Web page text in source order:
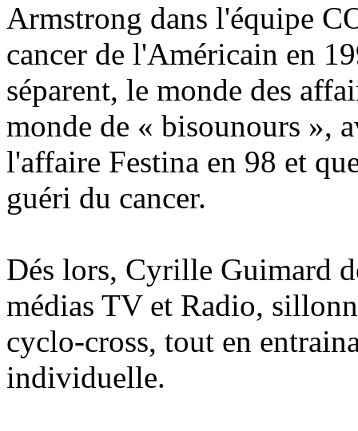
Armstrong dans l'équipe
cancer de l'Américain en
séparent, le monde des
monde de « bisounours »,
l'affaire Festina en 98 et
guéri du cancer.
Dés lors, Cyrille Guimard
médias TV et Radio,
cyclo-cross, tout en
individuelle.